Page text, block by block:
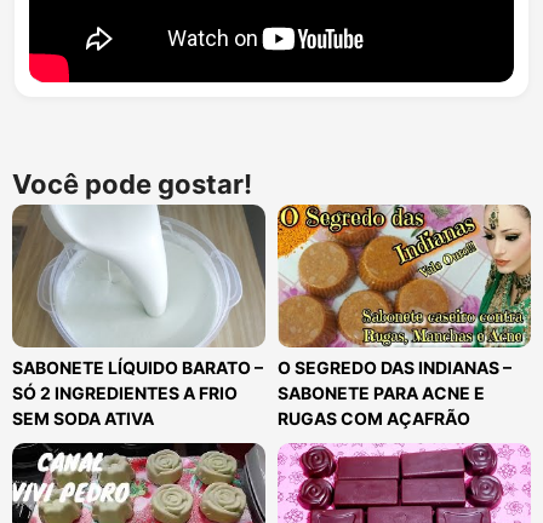
Você pode gostar!
SABONETE LÍQUIDO BARATO –
SÓ 2 INGREDIENTES A FRIO
SEM SODA ATIVA
O SEGREDO DAS INDIANAS –
SABONETE PARA ACNE E
RUGAS COM AÇAFRÃO